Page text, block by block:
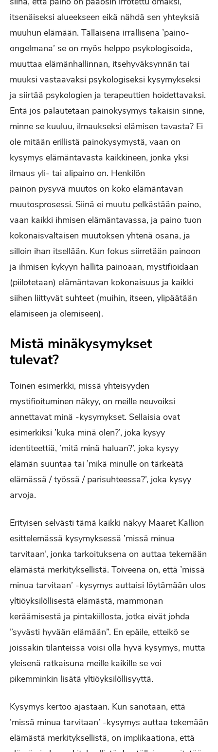
itsenäiseksi alueekseen eikä nähdä sen yhteyksiä
muuhun elämään. Tällaisena irrallisena ’paino-
ongelmana’ se on myös helppo psykologisoida,
muuttaa elämänhallinnan, itsehyväksynnän tai
muuksi vastaavaksi psykologiseksi kysymykseksi
ja siirtää psykologien ja terapeuttien hoidettavaksi.
Entä jos palautetaan painokysymys takaisin sinne,
minne se kuuluu, ilmaukseksi elämisen tavasta? Ei
ole mitään erillistä painokysymystä, vaan on
kysymys elämäntavasta kaikkineen, jonka yksi
ilmaus yli- tai alipaino on. Henkilön
painon pysyvä muutos on koko elämäntavan
muutosprosessi. Siinä ei muutu pelkästään paino,
vaan kaikki ihmisen elämäntavassa, ja paino tuon
kokonaisvaltaisen muutoksen yhtenä osana, ja
silloin ihan itsellään. Kun fokus siirretään painoon
ja ihmisen kykyyn hallita painoaan, mystifioidaan
(piilotetaan) elämäntavan kokonaisuus ja kaikki
siihen liittyvät suhteet (muihin, itseen, ylipäätään
elämiseen ja olemiseen).
Mistä minäkysymykset
tulevat?
Toinen esimerkki, missä yhteisyyden
mystifioituminen näkyy, on meille neuvoiksi
annettavat minä -kysymykset. Sellaisia ovat
esimerkiksi ’kuka minä olen?’, joka kysyy
identiteettiä, ’mitä minä haluan?’, joka kysyy
elämän suuntaa tai ’mikä minulle on tärkeätä
elämässä / työssä / parisuhteessa?’, joka kysyy
arvoja.
Erityisen selvästi tämä kaikki näkyy Maaret Kallion
esittelemässä kysymyksessä ’missä minua
tarvitaan’, jonka tarkoituksena on auttaa tekemään
elämästä merkityksellistä. Toiveena on, että ’missä
minua tarvitaan’ -kysymys auttaisi löytämään ulos
yltiöyksilöllisestä elämästä, mammonan
keräämisestä ja pintakiillosta, jotka eivät johda
”syvästi hyvään elämään”. En epäile, etteikö se
joissakin tilanteissa voisi olla hyvä kysymys, mutta
yleisenä ratkaisuna meille kaikille se voi
pikemminkin lisätä yltiöyksilöllisyyttä.
Kysymys kertoo ajastaan. Kun sanotaan, että
’missä minua tarvitaan’ -kysymys auttaa tekemään
elämästä merkityksellistä, on implikaationa, että